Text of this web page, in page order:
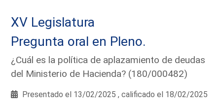
XV Legislatura
Pregunta oral en Pleno.
¿Cuál es la política de aplazamiento de deudas
del Ministerio de Hacienda? (180/000482)
Presentado el 13/02/2025 , calificado el 18/02/2025